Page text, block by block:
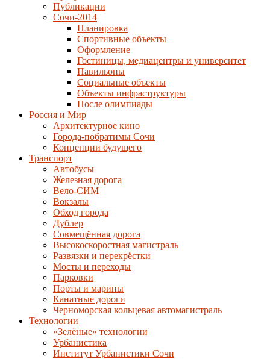
Публикации
Сочи-2014
Планировка
Спортивные объекты
Оформление
Гостиницы, медиацентры и университет
Павильоны
Социальные объекты
Объекты инфраструктуры
После олимпиады
Россия и Мир
Архитектурное кино
Города-побратимы Сочи
Концепции будущего
Транспорт
Автобусы
Железная дорога
Вело-СИМ
Вокзалы
Обход города
Дублер
Совмещённая дорога
Высокоскоростная магистраль
Развязки и перекрёстки
Мосты и переходы
Парковки
Порты и марины
Канатные дороги
Черноморская кольцевая автомагистраль
Технологии
«Зелёные» технологии
Урбанистика
Институт Урбанистики Сочи